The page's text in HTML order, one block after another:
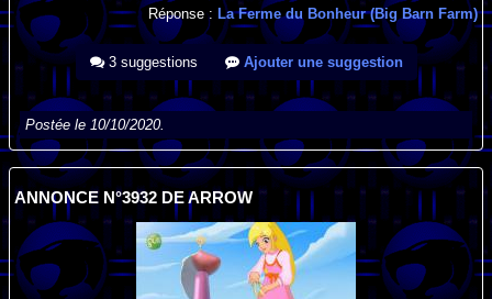
Réponse : La Ferme du Bonheur (Big Barn Farm)
3 suggestions Ajouter une suggestion
Postée le 10/10/2020.
ANNONCE N°3932 DE ARROW